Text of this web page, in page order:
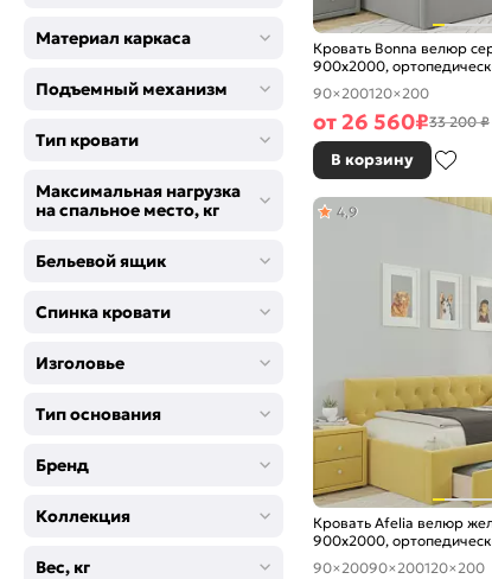
Материал каркаса
Подъемный механизм
Тип кровати
Максимальная нагрузка
на спальное место, кг
Бельевой ящик
Спинка кровати
Изголовье
Тип основания
Бренд
Коллекция
Вес, кг
Кровать Bonna велюр
900x2000,
90×200120×200
от 26 560₽33 200 ₽
В корзину
Кровать Afelia велюр
900x2000,
изголовье мягкое
4,9
90×20090×200120×200